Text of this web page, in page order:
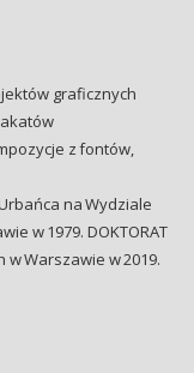
graficznych
z fontów,
na Wydziale
w 1979. DOKTORAT
Warszawie w 2019.